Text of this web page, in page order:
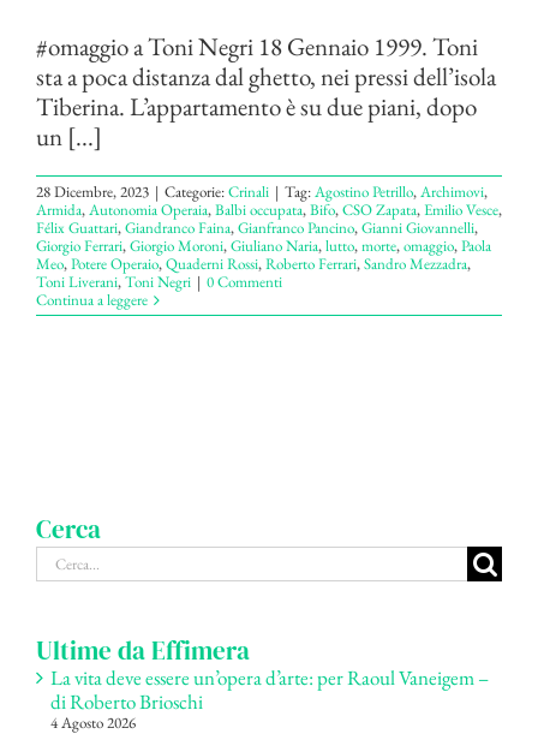
#omaggio a Toni Negri 18 Gennaio 1999. Toni
sta a poca distanza dal ghetto, nei pressi dell’isola
Tiberina. L’appartamento è su due piani, dopo
un [...]
28 Dicembre, 2023 | Categorie:Crinali | Tag:Agostino Petrillo,Archimovi,
Armida,Autonomia Operaia,Balbi occupata,Bifo,CSO Zapata,Emilio Vesce,
Félix Guattari,Giandranco Faina,Gianfranco Pancino,Gianni Giovannelli,
Giorgio Ferrari,Giorgio Moroni,Giuliano Naria,lutto,morte,omaggio,Paola
Meo,Potere Operaio,Quaderni Rossi,Roberto Ferrari,Sandro Mezzadra,
Toni Liverani,Toni Negri | 0 Commenti
Continua a leggere
Cerca
Cerca
per:
Ultime da Effimera
La vita deve essere un’opera d’arte: per Raoul Vaneigem –
di Roberto Brioschi
4 Agosto 2026